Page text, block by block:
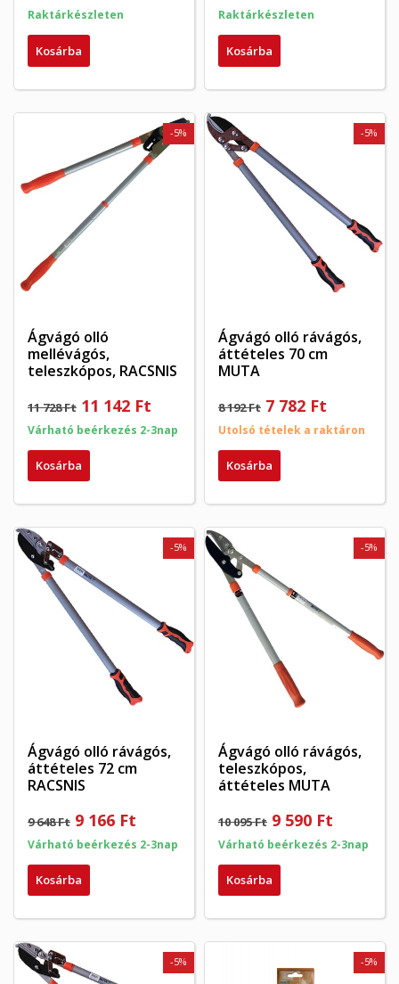
Raktárkészleten
Kosárba
Raktárkészleten
Kosárba
Ágvágó olló
mellévágós,
teleszkópos, RACSNIS
11 728 Ft
-5%
11 142 Ft
Várható beérkezés 2-3nap
Kosárba
Ágvágó olló rávágós,
áttételes 70 cm
MUTA
8 192 Ft
-5%
7 782 Ft
Utolsó tételek a raktáron
Kosárba
Ágvágó olló rávágós,
áttételes 72 cm
RACSNIS
9 648 Ft
-5%
9 166 Ft
Várható beérkezés 2-3nap
Kosárba
Ágvágó olló rávágós,
teleszkópos,
áttételes MUTA
10 095 Ft
-5%
9 590 Ft
Várható beérkezés 2-3nap
Kosárba
-5% -5%